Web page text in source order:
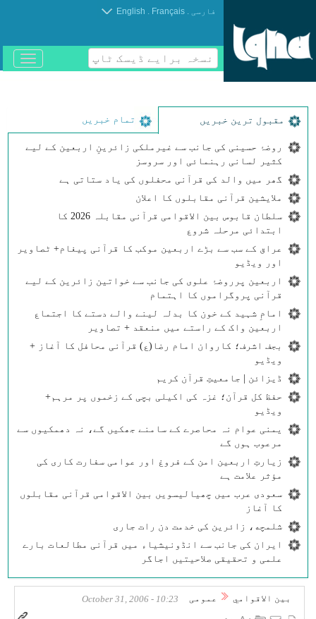
فارسی .
Français
.
English
نسخہ برایے ڈیسک ٹاپ
باز
و
مقبول ترین خبریں تمام خبریں
روضۂ حسینی کی جانب سے غیرملکی زائرینِ اربعین کے لیے
کثیر لسانی رہنمائی اور سروسز
گھر میں والد کی قرآنی محفلوں کی یاد ستاتی ہے
ملایشین قرآنی مقابلوں کا اعلان
سلطان قابوس بین الاقوامی قرآنی مقابلہ 2026 کا
ابتدائی مرحلہ شروع
عراق کے سب سے بڑے اربعین موکب کا قرآنی پیغام+ ٹصاویر
اور ویڈیو
اربعین پرروضۂ علوی کی جانب سے خواتین زائرین کے لیے
قرآنی پروگراموں کا اہتمام
امامِ شہید کے خون کا بدلہ لینے والے دستے کا اجتماع
اربعین واک کے راستے میں منعقد + تصاویر
بجف اشرف؛ کاروان امام رضا(ع) قرآنی محافل کا آغاز +
ویڈیو
ڈیزائن | جامعیتِ قرآن کریم
حفظ کل قرآن؛ غزہ کی اکیلی بچی کے زخموں پر مرہم+
ویڈیو
یمنی عوام نہ محاصرے کے سامنے جھکیں گے، نہ دھمکیوں سے
مرعوب ہوں گے
زیارتِ اربعین امن کے فروغ اور عوامی سفارت کاری کی
مؤثر علامت ہے
سعودی عرب میں چھیالیسویں بین الاقوامی قرآنی مقابلوں
کا آغاز
شلمچه، زائرین کی خدمت دن رات جاری
ایران کی جانب سے انڈونیشیاء میں قرآنی مطالعات بارے
علمی و تحقیقی صلاحیتیں اجاگر
بين الاقوامي عمومی 10:23 - October 31, 2006